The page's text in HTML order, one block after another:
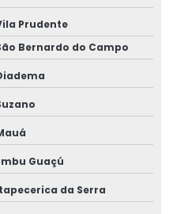
Prudente
Bernardo do Campo
Guaçú
da Serra